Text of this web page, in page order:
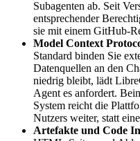
Subagenten ab. Seit
entsprechender
sie mit einem GitHub-
Model Context
Standard binden Sie
Datenquellen an den
niedrig bleibt, lädt
Agent es anfordert.
System reicht die
Nutzers weiter, statt
Artefakte und Code